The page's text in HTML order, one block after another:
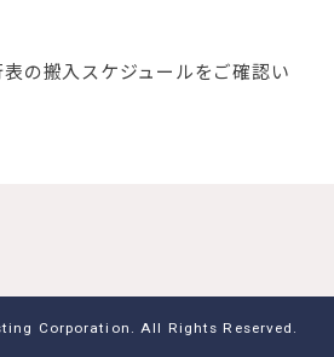
の搬入スケジュールをご確認い
Corporation. All Rights Reserved.